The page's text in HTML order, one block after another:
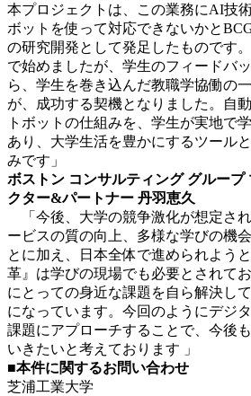
本プロジェクトは、この業務にAI技
ボットを使って対応できないかと
の研究開発として発足したものです
で始めましたが、学生のフィードバ
ら、学生を巻き込んだ教職学協働の
が、成功する契機となりました。自
トボットの仕組みを、学生が実地で
あり、大学生活を豊かにするツール
みです」
ボストン コンサルティング グループ
クター&パートナー 丹羽恵久
「今後、大学の競争激化が想定さ
ービスの質の向上、多様な学びの機
とに加え、日本全体で進められよう
革』は学びの現場でも必要とされて
にとっての身近な課題を自ら解決し
になっています。今回のようにデジ
課題にアプローチすることで、今後
いきたいと考えております 」
■本件に関するお問い合わせ
芝浦工業大学